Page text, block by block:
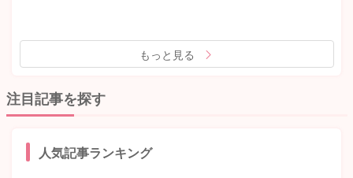
もっと見る
注目記事を探す
人気記事ランキング